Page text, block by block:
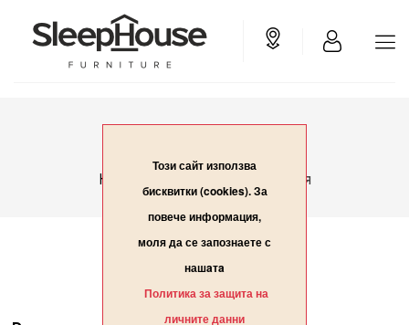
Начало Вход/Регистрация
Този сайт използва
бисквитки (cookies). За
повече информация,
моля да се запознаете с
нашaтa
Политика за защита на
личните данни